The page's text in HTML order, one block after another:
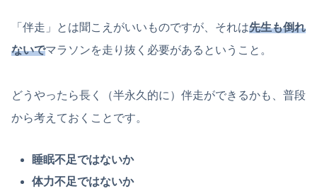
「伴走」とは聞こえがいいものですが、それは先生も倒れ
ないでマラソンを走り抜く必要があるということ。
どうやったら長く（半永久的に）伴走ができるかも、普段
から考えておくことです。
睡眠不足ではないか
体力不足ではないか